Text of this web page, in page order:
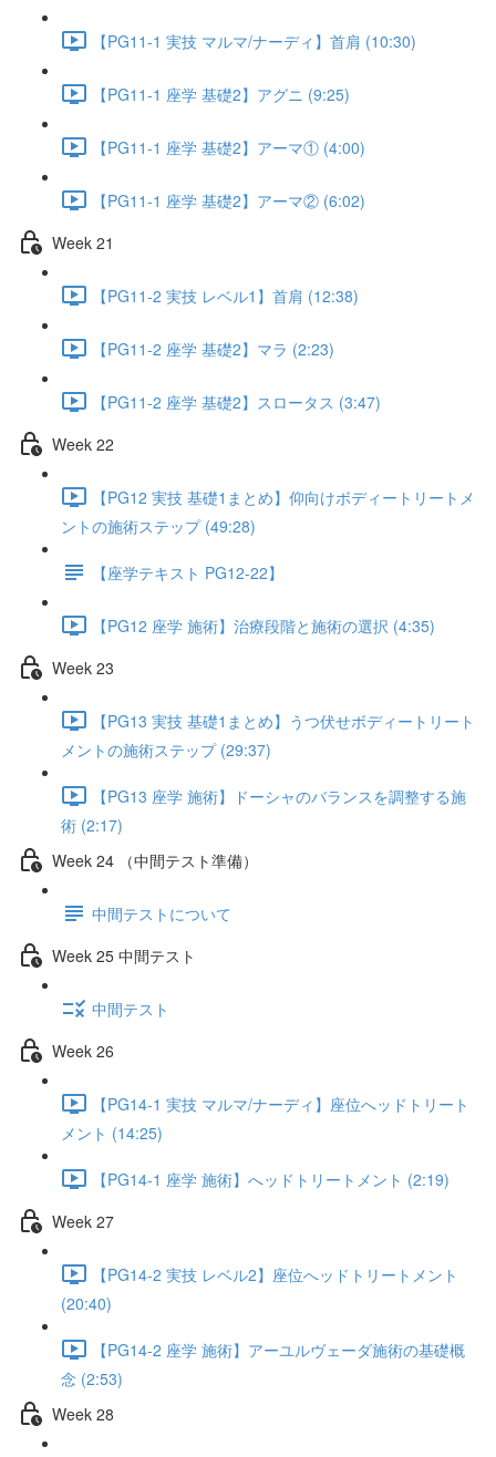
【PG11-1 実技 マルマ/ナーディ】首肩 (10:30)
【PG11-1 座学 基礎2】アグニ (9:25)
【PG11-1 座学 基礎2】アーマ① (4:00)
【PG11-1 座学 基礎2】アーマ② (6:02)
Week 21
【PG11-2 実技 レベル1】首肩 (12:38)
【PG11-2 座学 基礎2】マラ (2:23)
【PG11-2 座学 基礎2】スロータス (3:47)
Week 22
【PG12 実技 基礎1まとめ】仰向けボディートリートメ
ントの施術ステップ (49:28)
【座学テキスト PG12-22】
【PG12 座学 施術】治療段階と施術の選択 (4:35)
Week 23
【PG13 実技 基礎1まとめ】うつ伏せボディートリート
メントの施術ステップ (29:37)
【PG13 座学 施術】ドーシャのバランスを調整する施
術 (2:17)
Week 24 （中間テスト準備）
中間テストについて
Week 25 中間テスト
中間テスト
Week 26
【PG14-1 実技 マルマ/ナーディ】座位へッドトリート
メント (14:25)
【PG14-1 座学 施術】へッドトリートメント (2:19)
Week 27
【PG14-2 実技 レベル2】座位へッドトリートメント
(20:40)
【PG14-2 座学 施術】アーユルヴェーダ施術の基礎概
念 (2:53)
Week 28